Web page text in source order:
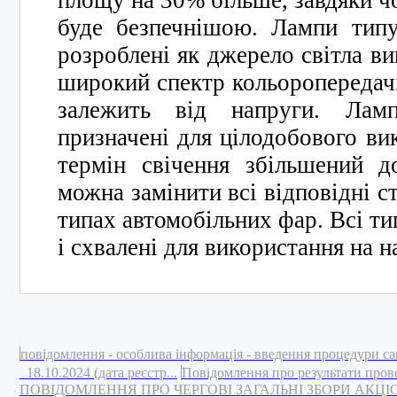
буде безпечнішою. Лампи
розроблені як джерело світла
широкий спектр
залежить від напруги.
призначені для цілодобового
термін свічення збільшений
можна замінити всі відповідні
типах автомобільних фар. Всі
і схвалені для використання на
повідомлення - особлива інформація - введення процедури
18.10.2024 (дата реєстр... Повідомлення про результати
ПОВІДОМЛЕННЯ ПРО ЧЕРГОВІ ЗАГАЛЬНІ ЗБОРИ